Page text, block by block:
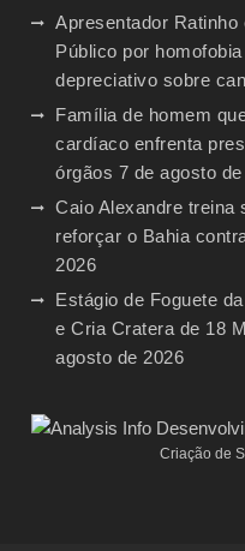
Apresentador
Público por
depreciativo sobre
Família de homem
cardíaco enfrenta
órgãos 7 de agosto
Caio Alexandre treina
reforçar o Bahia
2026
Estágio de Foguete
e Cria Cratera de 18
agosto de 2026
Criação de